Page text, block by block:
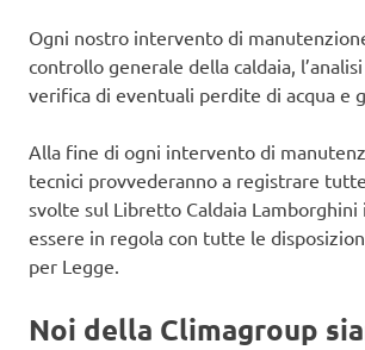
Ogni nostro intervento di
controllo generale della caldaia,
verifica di eventuali perdite di acqua e
Alla fine di ogni intervento di
tecnici provvederanno a registrare
svolte sul Libretto Caldaia
essere in regola con tutte le
per Legge.
Noi della Climagroup